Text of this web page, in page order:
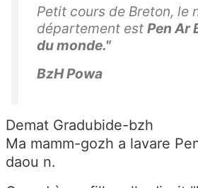
Petit cours de Breton, le
département est Pen Ar
du monde."
BzH Powa
Demat Gradubide-bzh
Ma mamm-gozh a lavare
daou n.